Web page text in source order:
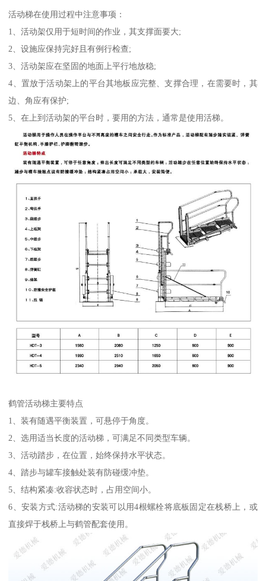
活动梯在使用过程中注意事项：
1、活动架仅用于短时间的作业，其支撑面要大;
2、设施应保持完好且有例行检查;
3、活动架应在坚固的地面上平行地放稳;
4、置放于活动架上的平台其地板应完整、支撑合理，在需要时，其
边、角应有保护;
5、在上到活动架的平台时，要用的方法，通常是使用活梯。
鹤管活动梯主要特点
1、装有随遇平衡装置，可悬停于角度。
2、选用适当长度的活动梯，可满足不同类型车辆。
3、活动踏步，在位置，始终保持水平状态。
4、踏步与罐车接触处装有防碰缓冲垫。
5、结构紧凑:收容状态时，占用空间小。
6、安装方式:活动梯的安装可以用4根螺栓将底板固定在栈桥上，或
直接焊于栈桥上与鹤管配套使用。